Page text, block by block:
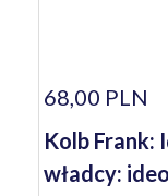
68,00 PLN
Kolb Frank:
władcy: